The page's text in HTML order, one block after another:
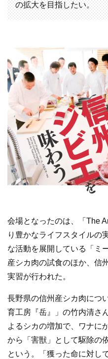
の拡大を目指したい。
会場となったのは、「The
り豊かなライフスタイルの
な活動を展開している「ミ
産シカ肉の試食のほか、信
実習が行われた。
長野県の信州産シカ肉につ
育工房『岳』」の竹内清さ
よるシカの増加で、ワナに
から「害獣」として駆除の
という。「獲った命に対し